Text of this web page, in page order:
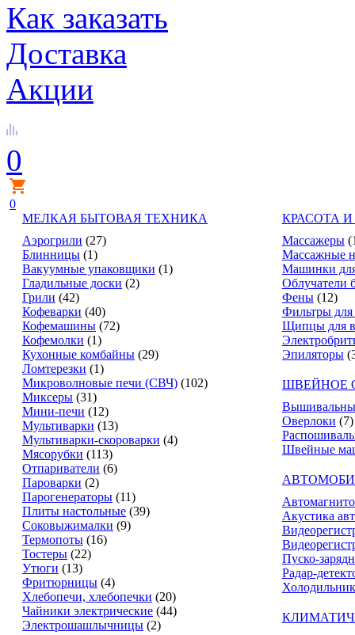
Как заказать
Доставка
Акции
0
0
МЕЛКАЯ БЫТОВАЯ ТЕХНИКА
Аэрогрили (27)
Блинницы (1)
Вакуумные упаковщики (1)
Гладильные доски (2)
Грили (42)
Кофеварки (40)
Кофемашины (72)
Кофемолки (1)
Кухонные комбайны (29)
Ломтерезки (1)
Микроволновые печи (СВЧ) (102)
Миксеры (31)
Мини-печи (12)
Мультиварки (13)
Мультиварки-скороварки (4)
Мясорубки (113)
Отпариватели (6)
Пароварки (2)
Парогенераторы (11)
Плиты настольные (39)
Соковыжималки (9)
Термопоты (16)
Тостеры (22)
Утюги (13)
Фритюрницы (4)
Хлебопечи, хлебопечки (20)
Чайники электрические (44)
Электрошашлычницы (2)
КРАСОТА И
Массажеры
Массажные
Машинки
Облучатели
Фены (12)
Фильтры
Щипцы для
Эпиляторы
ШВЕЙНОЕ
Оверлоки (7)
Швейные
Акустика
Пуско-
Радар-